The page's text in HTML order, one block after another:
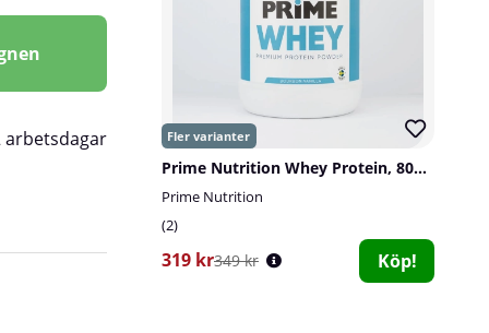
arbetsdagar
Prime Nutrition Whey Protein, 800 g
Prime Nutrition
2
319 kr349 kr Köp!
vassleproteinkoncentrat och